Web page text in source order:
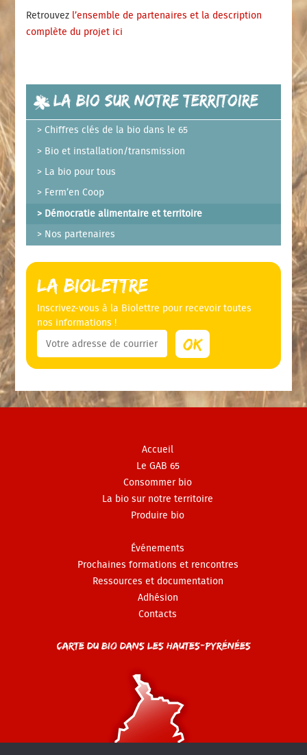
Retrouvez l’ensemble de partenaires et la description
complète du projet ici
La bio sur notre territoire
Chiffres clés de la bio dans le 65
Bio et installation/transmission
La bio pour tous
Ferm’en Coop
Démocratie alimentaire et territoire
Nos partenaires
La Biolettre
Inscrivez-vous à la Biolettre pour recevoir toutes
nos informations !
Accueil
Le GAB 65
Consommer bio
La bio sur notre territoire
Produire bio
Événements
Prochaines formations et rencontres
Ressources et documentation
Adhésion
Contacts
Carte du Bio dans les Hautes-Pyrénées